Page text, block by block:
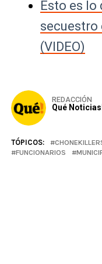
Esto es lo
secuestro
(VIDEO)
REDACCIÓN
Qué
TÓPICOS:
FUNCIONARIOS